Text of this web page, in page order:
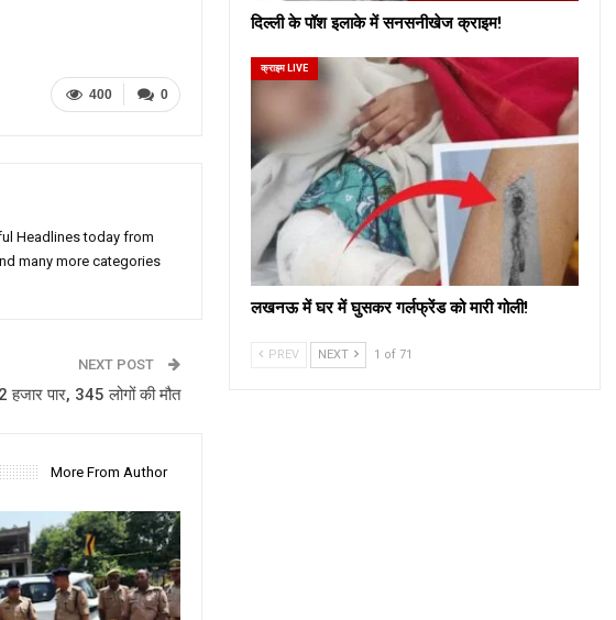
0
400
Headlines today from
many more categories
NEXT POST
हजार पार, 345 लोगों की मौत
More From Author
दिल्ली के पॉश इलाके में सनसनीखेज क्राइम!
क्राइम LIVE
लखनऊ में घर में घुसकर गर्लफ्रेंड को मारी गोली!
PREV NEXT 1 of 71